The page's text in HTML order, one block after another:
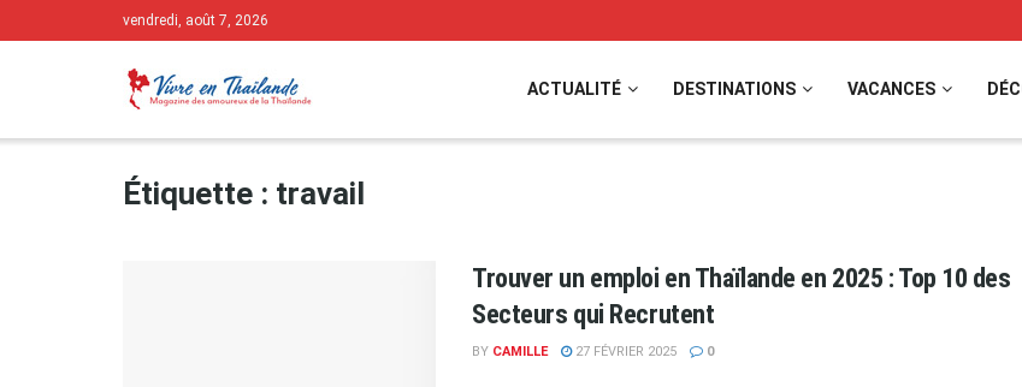
vendredi, août 7, 2026
ACTUALITÉ DESTINATIONS VACANCES
Étiquette : travail
Trouver un emploi en Thaïlande en 2025 : Top 10 des
Secteurs qui Recrutent
BY CAMILLE 27 FÉVRIER 2025 0